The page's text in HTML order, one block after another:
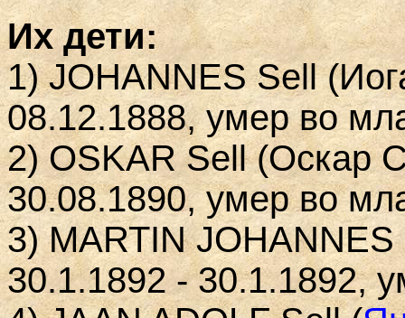
Их дети:
1) JOHANNES Sell
08.12.1888, умер во
2) OSKAR Sell(Оскар
30.08.1890, умер во
3) MARTIN JOHANNES
30.1.1892 - 30.1.1892,